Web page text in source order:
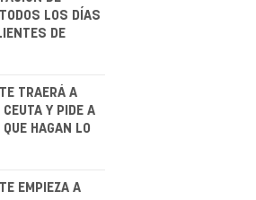
LOS DÍAS
DE
TRAERÁ A
Y PIDE A
HAGAN LO
EMPIEZA A